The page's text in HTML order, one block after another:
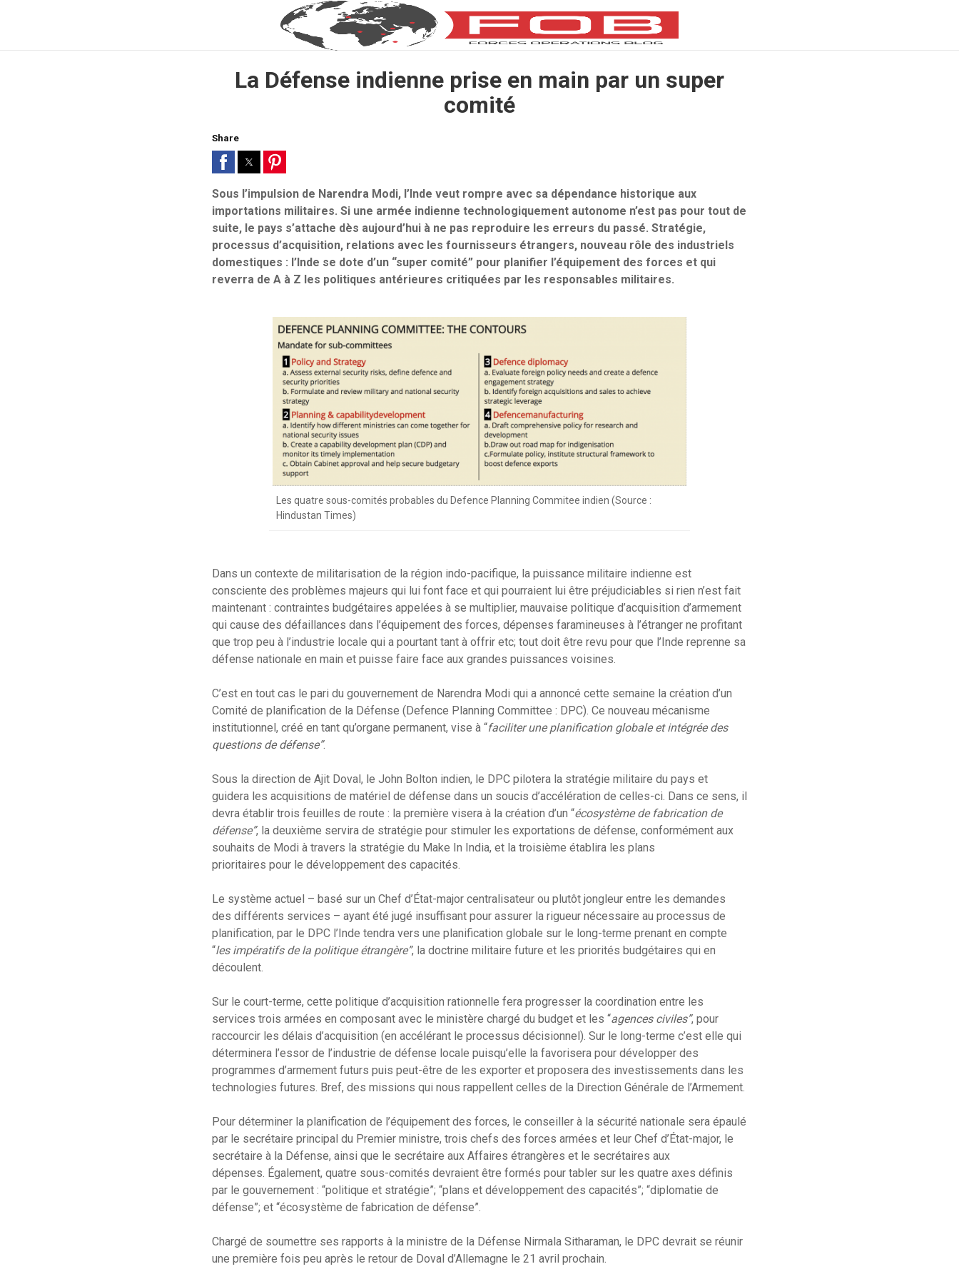
La Défense indienne prise en main par un super
comité
Share
Sous l’impulsion de Narendra Modi, l’Inde veut rompre avec sa dépendance historique aux
importations militaires. Si une armée indienne technologiquement autonome n’est pas pour tout de
suite, le pays s’attache dès aujourd’hui à ne pas reproduire les erreurs du passé. Stratégie,
processus d’acquisition, relations avec les fournisseurs étrangers, nouveau rôle des industriels
domestiques : l’Inde se dote d’un “super comité” pour planifier l’équipement des forces et qui
reverra de A à Z les politiques antérieures critiquées par les responsables militaires.
Les quatre sous-comités probables du Defence Planning Commitee indien (Source :
Hindustan Times)
Dans un contexte de militarisation de la région indo-pacifique, la puissance militaire indienne est
consciente des problèmes majeurs qui lui font face et qui pourraient lui être préjudiciables si rien n’est fait
maintenant : contraintes budgétaires appelées à se multiplier, mauvaise politique d’acquisition d’armement
qui cause des défaillances dans l’équipement des forces, dépenses faramineuses à l’étranger ne profitant
que trop peu à l’industrie locale qui a pourtant tant à offrir etc; tout doit être revu pour que l’Inde reprenne sa
défense nationale en main et puisse faire face aux grandes puissances voisines.
C’est en tout cas le pari du gouvernement de Narendra Modi qui a annoncé cette semaine la création d’un
Comité de planification de la Défense (Defence Planning Committee : DPC). Ce nouveau mécanisme
institutionnel, créé en tant qu’organe permanent, vise à “faciliter une planification globale et intégrée des
questions de défense”.
Sous la direction de Ajit Doval, le John Bolton indien, le DPC pilotera la stratégie militaire du pays et
guidera les acquisitions de matériel de défense dans un soucis d’accélération de celles-ci. Dans ce sens, il
devra établir trois feuilles de route : la première visera à la création d’un “écosystème de fabrication de
défense”, la deuxième servira de stratégie pour stimuler les exportations de défense, conformément aux
souhaits de Modi à travers la stratégie du Make In India, et la troisième établira les plans
prioritaires pour le développement des capacités.
Le système actuel – basé sur un Chef d’État-major centralisateur ou plutôt jongleur entre les demandes
des différents services – ayant été jugé insuffisant pour assurer la rigueur nécessaire au processus de
planification, par le DPC l’Inde tendra vers une planification globale sur le long-terme prenant en compte
“les impératifs de la politique étrangère”, la doctrine militaire future et les priorités budgétaires qui en
découlent.
Sur le court-terme, cette politique d’acquisition rationnelle fera progresser la coordination entre les
services trois armées en composant avec le ministère chargé du budget et les “agences civiles”, pour
raccourcir les délais d’acquisition (en accélérant le processus décisionnel). Sur le long-terme c’est elle qui
déterminera l’essor de l’industrie de défense locale puisqu’elle la favorisera pour développer des
programmes d’armement futurs puis peut-être de les exporter et proposera des investissements dans les
technologies futures. Bref, des missions qui nous rappellent celles de la Direction Générale de l’Armement.
Pour déterminer la planification de l’équipement des forces, le conseiller à la sécurité nationale sera épaulé
par le secrétaire principal du Premier ministre, trois chefs des forces armées et leur Chef d’État-major, le
secrétaire à la Défense, ainsi que le secrétaire aux Affaires étrangères et le secrétaires aux
dépenses. Également, quatre sous-comités devraient être formés pour tabler sur les quatre axes définis
par le gouvernement : “politique et stratégie”; “plans et développement des capacités”; “diplomatie de
défense”; et “écosystème de fabrication de défense”.
Chargé de soumettre ses rapports à la ministre de la Défense Nirmala Sitharaman, le DPC devrait se réunir
une première fois peu après le retour de Doval d’Allemagne le 21 avril prochain.